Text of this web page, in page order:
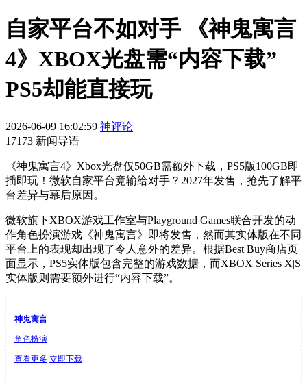
自家平台不如对手 《神鬼寓言
4》XBOX光盘需“内容下载”
PS5却能直接玩
2026-06-09 16:02:59 神评论
17173 新闻导语
《神鬼寓言4》Xbox光盘仅50GB需额外下载，PS5版100GB即
插即玩！微软自家平台竟输给对手？2027年发售，抢先了解平
台差异与幕后原因。
微软旗下XBOX游戏工作室与Playground Games联合开发的动
作角色扮演游戏《神鬼寓言》即将发售，然而其实体版在不同
平台上的表现却出现了令人意外的差异。根据Best Buy商店页
面显示，PS5实体版包含完整的游戏数据，而XBOX Series X|S
实体版则需要额外进行“内容下载”。
神鬼寓言
角色扮演
查看更多 立即下载